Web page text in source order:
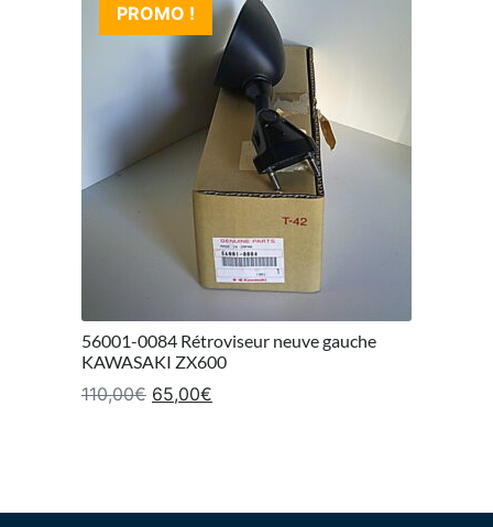
PROMO !
56001-0084 Rétroviseur neuve gauche
KAWASAKI ZX600
110,00€ Le prix initial était : 110,00€.
65,00€